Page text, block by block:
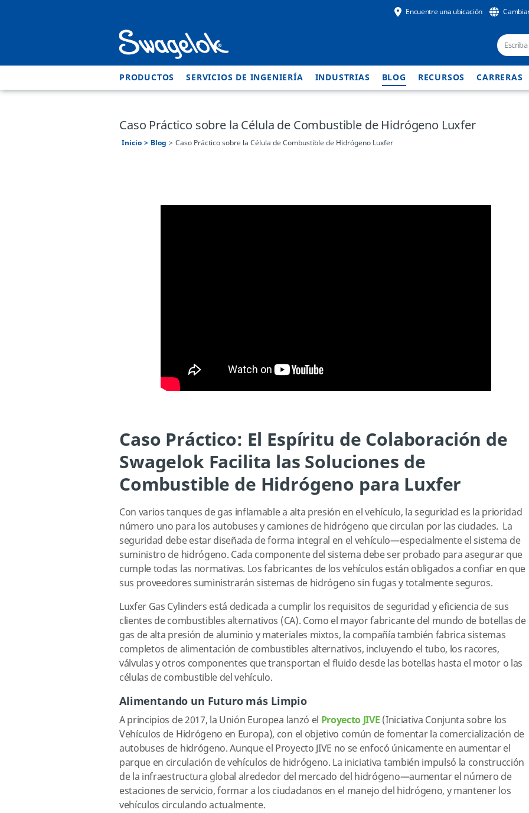
Encuentre una ubicación
PRODUCTOS SERVICIOS DE INGENIERÍA INDUSTRIAS BLOG RECURSOS CARRERAS
Caso Práctico sobre la Célula de Combustible de Hidrógeno Luxfer
Inicio Blog Caso Práctico sobre la Célula de Combustible de Hidrógeno Luxfer
Caso Práctico: El Espíritu de Colaboración de
Swagelok Facilita las Soluciones de
Combustible de Hidrógeno para Luxfer
Con varios tanques de gas inflamable a alta presión en el vehículo, la seguridad es la prioridad
número uno para los autobuses y camiones de hidrógeno que circulan por las ciudades. La
seguridad debe estar diseñada de forma integral en el vehículo—especialmente el sistema de
suministro de hidrógeno. Cada componente del sistema debe ser probado para asegurar que
cumple todas las normativas. Los fabricantes de los vehículos están obligados a confiar en que
sus proveedores suministrarán sistemas de hidrógeno sin fugas y totalmente seguros.
Luxfer Gas Cylinders está dedicada a cumplir los requisitos de seguridad y eficiencia de sus
clientes de combustibles alternativos (CA). Como el mayor fabricante del mundo de botellas de
gas de alta presión de aluminio y materiales mixtos, la compañía también fabrica sistemas
completos de alimentación de combustibles alternativos, incluyendo el tubo, los racores,
válvulas y otros componentes que transportan el fluido desde las botellas hasta el motor o las
células de combustible del vehículo.
Alimentando un Futuro más Limpio
A principios de 2017, la Unión Europea lanzó el Proyecto JIVE (Iniciativa Conjunta sobre los
Vehículos de Hidrógeno en Europa), con el objetivo común de fomentar la comercialización de
autobuses de hidrógeno. Aunque el Proyecto JIVE no se enfocó únicamente en aumentar el
parque en circulación de vehículos de hidrógeno. La iniciativa también impulsó la construcción
de la infraestructura global alrededor del mercado del hidrógeno—aumentar el número de
estaciones de servicio, formar a los ciudadanos en el manejo del hidrógeno, y mantener los
vehículos circulando actualmente.